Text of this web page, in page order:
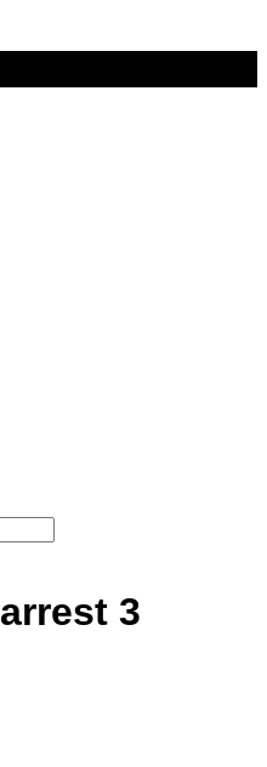
arrest 3